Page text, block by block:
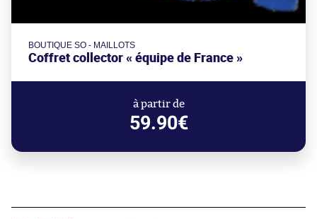
BOUTIQUE SO - MAILLOTS
Coffret collector « équipe de France »
à partir de
59.90€